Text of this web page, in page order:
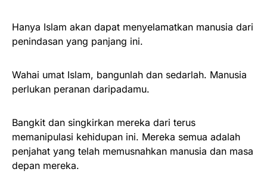
Hanya Islam akan dapat menyelamatkan manusia dari
penindasan yang panjang ini.
Wahai umat Islam, bangunlah dan sedarlah. Manusia
perlukan peranan daripadamu.
Bangkit dan singkirkan mereka dari terus
memanipulasi kehidupan ini. Mereka semua adalah
penjahat yang telah memusnahkan manusia dan masa
depan mereka.